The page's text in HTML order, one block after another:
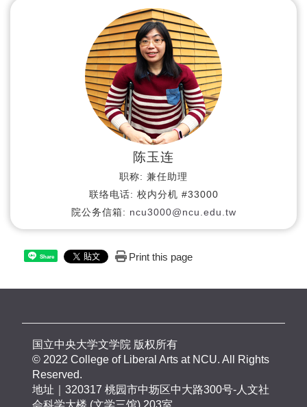
陈玉连
职称: 兼任助理
联络电话: 校内分机 #33000
院公务信箱: ncu3000@ncu.edu.tw
Share Print this page
国立中央大学文学院 版权所有
© 2022 College of Liberal Arts at NCU. All Rights
Reserved.
地址｜320317 桃园市中坜区中大路300号-人文社
会科学大楼 (文学三馆) 203室